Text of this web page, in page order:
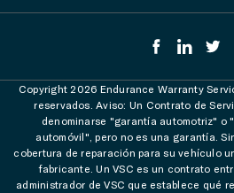
Copyright 2026 Endurance Warranty
reservados. Aviso: Un Contrato de
denominarse "garantía automotriz" o
automóvil", pero no es una garantía.
cobertura de reparación para su vehículo
fabricante. Un VSC es un contrato
administrador de VSC que establece qué